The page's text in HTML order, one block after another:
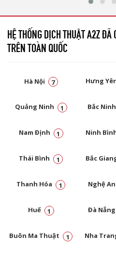
HỆ THỐNG DỊCH THUẬT A2Z
TRÊN TOÀN QUỐC
Hà Nội 7 Hưng
Quảng Ninh 1 Bắc Ninh
Nam Định 1 Ninh
Thái Bình 1 Bắc
Thanh Hóa 1 Nghệ An
Huế 1 Đà Nẵng
Buôn Ma Thuật 1 Nha